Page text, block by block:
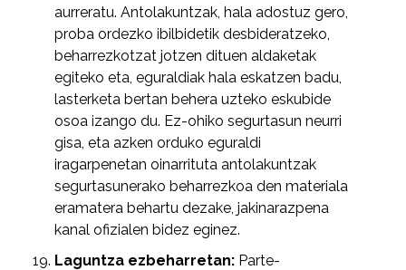
aurreratu. Antolakuntzak, hala adostuz gero,
proba ordezko ibilbidetik desbideratzeko,
beharrezkotzat jotzen dituen aldaketak
egiteko eta, eguraldiak hala eskatzen badu,
lasterketa bertan behera uzteko eskubide
osoa izango du. Ez-ohiko segurtasun neurri
gisa, eta azken orduko eguraldi
iragarpenetan oinarrituta antolakuntzak
segurtasunerako beharrezkoa den materiala
eramatera behartu dezake, jakinarazpena
kanal ofizialen bidez eginez.
Laguntza ezbeharretan: Parte-